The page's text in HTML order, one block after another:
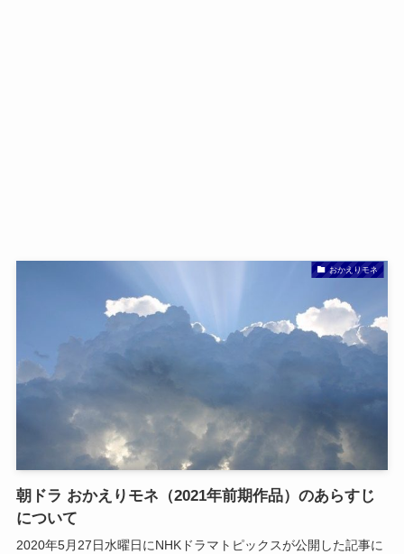
おかえりモネ
朝ドラ おかえりモネ（2021年前期作品）のあらすじ
について
2020年5月27日水曜日にNHKドラマトピックスが公開した記事に